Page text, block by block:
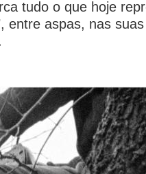
tudo o que hoje
entre aspas, nas suas